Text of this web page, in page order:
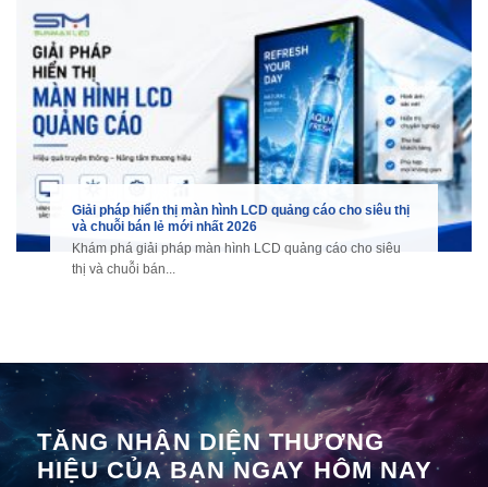
Giải pháp hiển thị màn hình LCD quảng cáo cho siêu thị
và chuỗi bán lẻ mới nhất 2026
Khám phá giải pháp màn hình LCD quảng cáo cho siêu
thị và chuỗi bán...
TĂNG NHẬN DIỆN THƯƠNG
HIỆU CỦA BẠN NGAY HÔM NAY